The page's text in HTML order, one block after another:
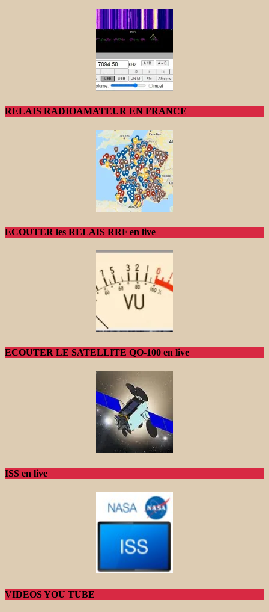
RELAIS RADIOAMATEUR EN FRANCE
ECOUTER les RELAIS RRF en live
ECOUTER LE SATELLITE QO-100 en live
ISS en live
VIDEOS YOU TUBE